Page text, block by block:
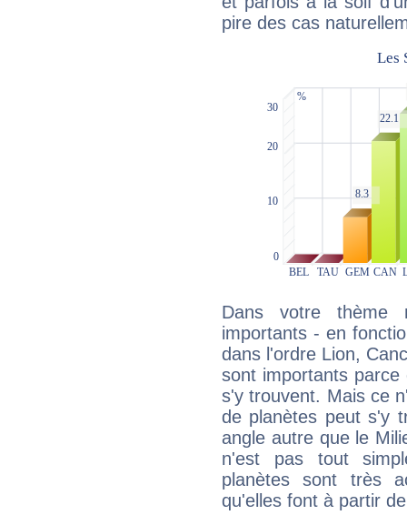
pire des cas
Dans votre thème
importants - en
dans l'ordre Lion,
sont importants parce
s'y trouvent. Mais ce
de planètes peut s'y
angle autre que le
n'est pas tout
planètes sont très
qu'elles font à partir